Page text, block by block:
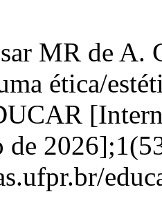
MR de A.
ética/
de